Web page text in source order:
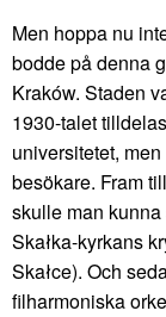
Men hoppa nu
bodde på denna
Kraków. Staden
1930-talet
universitetet,
besökare. Fram
skulle man
Skałka-kyrkans
Skałce). Och
filharmoniska